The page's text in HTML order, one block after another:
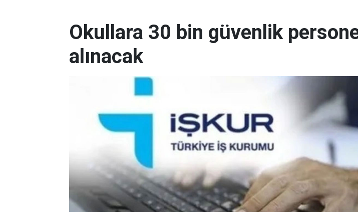
Okullara 30 bin güvenlik
alınacak